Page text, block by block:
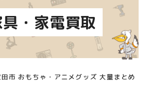
・家電買取
田市 おもちゃ・アニメグッズ 大量まとめ